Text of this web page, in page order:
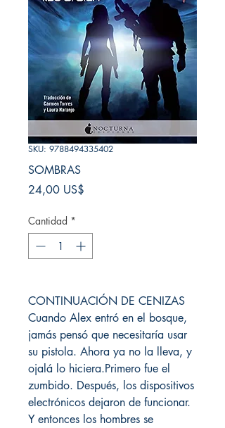
SKU: 9788494335402
SOMBRAS
24,00 US$
Cantidad *
CONTINUACIÓN DE CENIZAS
Cuando Alex entró en el bosque,
jamás pensó que necesitaría usar
su pistola. Ahora ya no la lleva, y
ojalá lo hiciera.Primero fue el
zumbido. Después, los dispositivos
electrónicos dejaron de funcionar.
Y entonces los hombres se